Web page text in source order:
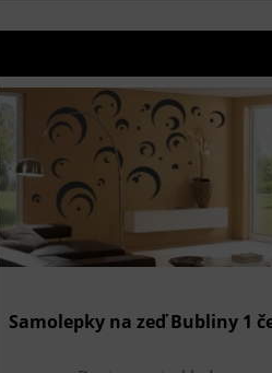
Samolepky na zeď Bubliny 1